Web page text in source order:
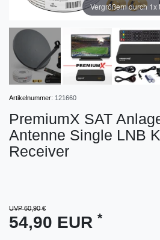
Vergrößern durch 1x
Artikelnummer: 121660
PremiumX SAT
Antenne Single LNB
Receiver
UVP 60,90 €
54,90 EUR *